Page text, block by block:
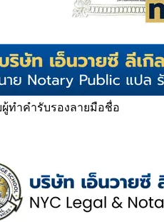
ทำคำรับรองลายมือชื่อ